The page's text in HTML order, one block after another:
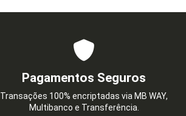
Pagamentos Seguros
Transações 100% encriptadas via MB WAY,
Multibanco e Transferência.